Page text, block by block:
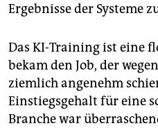
Ergebnisse der Systeme
Das KI-Training ist eine
bekam den Job, der
ziemlich angenehm
Einstiegsgehalt für eine
Branche war